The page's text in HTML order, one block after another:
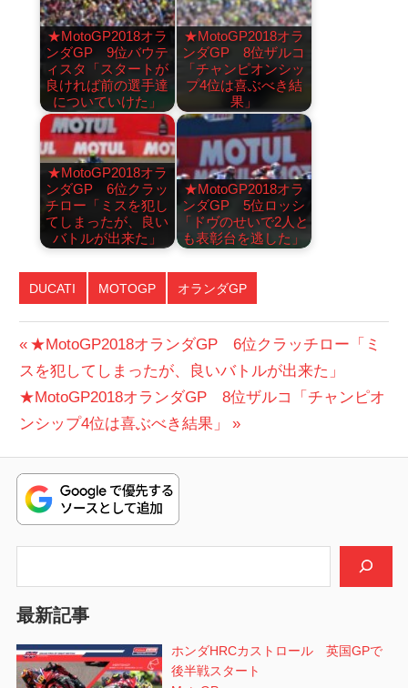
★MotoGP2018オラ
ンダGP 9位バウテ
ィスタ「スタートが
良ければ前の選手達
についていけた」
★MotoGP2018オラ
ンダGP 8位ザルコ
「チャンピオンシッ
プ4位は喜ぶべき結
果」
★MotoGP2018オラ
ンダGP 6位クラッ
チロー「ミスを犯し
てしまったが、良い
バトルが出来た」
★MotoGP2018オラ
ンダGP 5位ロッシ
「ドヴのせいで2人と
も表彰台を逃した」
DUCATI MOTOGP オランダGP
投
稿
ナ
ビ
ゲ
ー
ン
前
の
投
稿:
★MotoGP2018オランダGP 6位クラッチロー「ミ
スを犯してしまったが、良いバトルが出来た」
次
の
稿:
★MotoGP2018オランダGP 8位ザルコ「チャンピオ
ンシップ4位は喜ぶべき結果」
最新記事
ホンダHRCカストロール 英国GPで
後半戦スタート